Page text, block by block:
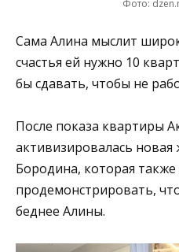
Фото:
Сама Алина мыслит
счастья ей нужно 10
бы сдавать, чтобы не
После показа квартиры
активизировалась
Бородина, которая
продемонстрировать,
беднее Алины.